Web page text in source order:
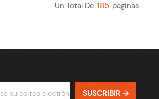
Un Total De 185 Paginas
SUSCRIBIR